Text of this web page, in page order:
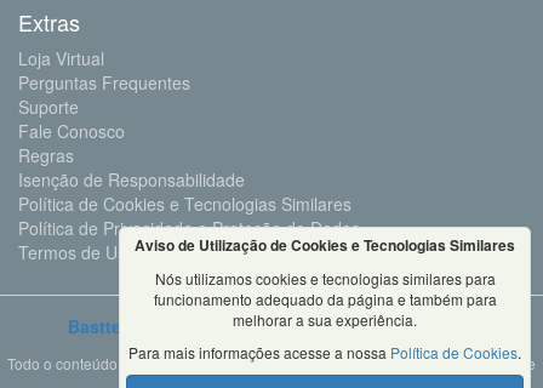
Extras
Loja Virtual
Perguntas Frequentes
Suporte
Fale Conosco
Regras
Isenção de Responsabilidade
Política de Cookies e Tecnologias Similares
Política de Privacidade e Proteção de Dados
Termos de Uso
Bastter.com 2001 ©Todos os Direitos Reservados
Todo o conteúdo deste site é propriedade da Bastter.com, sendo expressamente
Aviso de Utilização de Cookies e Tecnologias Similares
Nós utilizamos cookies e tecnologias similares para
funcionamento adequado da página e também para
melhorar a sua experiência.
Para mais informações acesse a nossa Política de Cookies.